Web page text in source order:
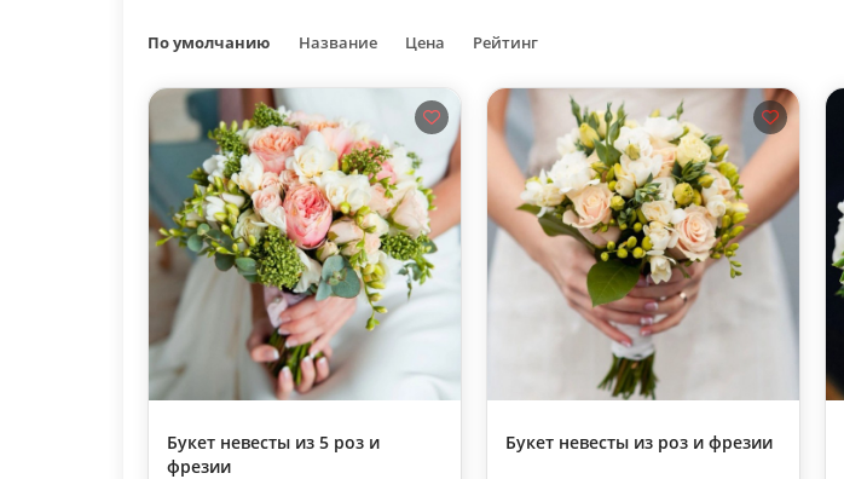
По умолчанию Название Цена Рейтинг
Букет невесты из 5 роз и
фрезии
Букет невесты из роз и фрезии